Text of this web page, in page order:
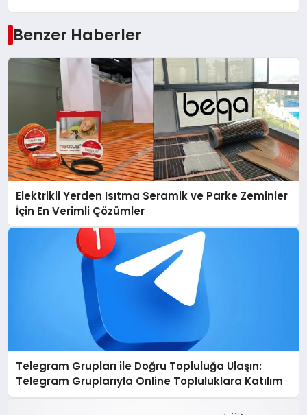
Benzer Haberler
Elektrikli Yerden Isıtma Seramik ve Parke Zeminler
İçin En Verimli Çözümler
Telegram Grupları ile Doğru Topluluğa Ulaşın:
Telegram Gruplarıyla Online Topluluklara Katılım